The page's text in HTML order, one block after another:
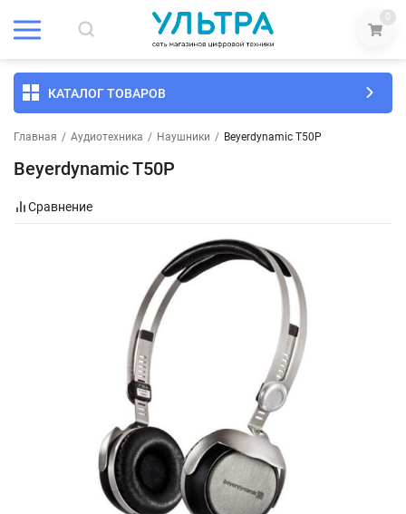
0
КАТАЛОГ ТОВАРОВ
Главная / Аудиотехника / Наушники / Beyerdynamic T50P
Beyerdynamic T50P
Сравнение